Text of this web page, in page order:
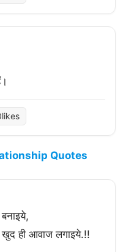
likes
Quotes
ही आवाज लगाइये.!!